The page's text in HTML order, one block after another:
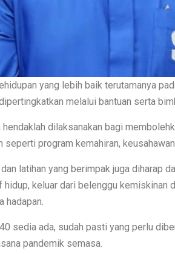
yang lebih baik terutamanya
melalui bantuan serta
dilaksanakan bagi
program kemahiran,
latihan yang berimpak juga diharap
hidup, keluar dari belenggu kemiskinan
hadapan.
sedia ada, sudah pasti yang perlu
pandemik semasa.